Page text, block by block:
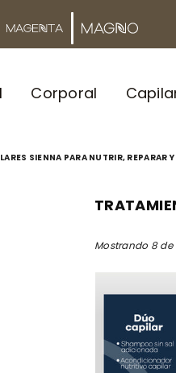
Corporal
SIENNA PARA NUTRIR, REPARAR
Mostrando 8